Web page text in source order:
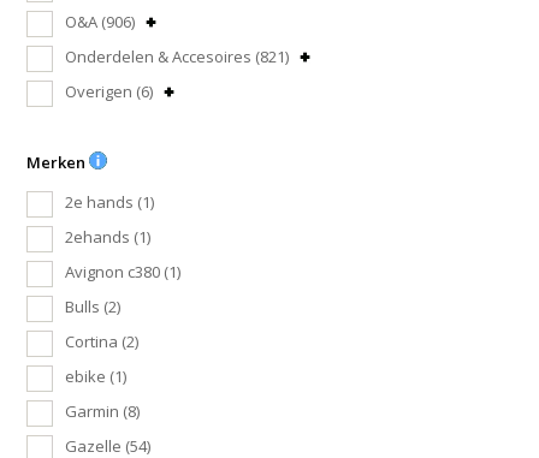
O&A (906)
Onderdelen & Accesoires (821)
Overigen (6)
Merken
2e hands (1)
2ehands (1)
Avignon c380 (1)
Bulls (2)
Cortina (2)
ebike (1)
Garmin (8)
Gazelle (54)